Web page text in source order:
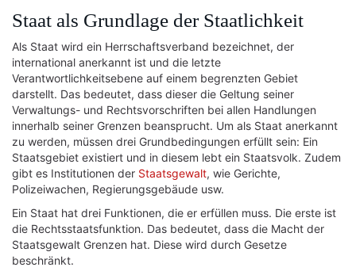
Staat als Grundlage der Staatlichkeit
Als Staat wird ein Herrschaftsverband bezeichnet, der
international anerkannt ist und die letzte
Verantwortlichkeitsebene auf einem begrenzten Gebiet
darstellt. Das bedeutet, dass dieser die Geltung seiner
Verwaltungs- und Rechtsvorschriften bei allen Handlungen
innerhalb seiner Grenzen beansprucht. Um als Staat anerkannt
zu werden, müssen drei Grundbedingungen erfüllt sein: Ein
Staatsgebiet existiert und in diesem lebt ein Staatsvolk. Zudem
gibt es Institutionen der Staatsgewalt, wie Gerichte,
Polizeiwachen, Regierungsgebäude usw.
Ein Staat hat drei Funktionen, die er erfüllen muss. Die erste ist
die Rechtsstaatsfunktion. Das bedeutet, dass die Macht der
Staatsgewalt Grenzen hat. Diese wird durch Gesetze
beschränkt.